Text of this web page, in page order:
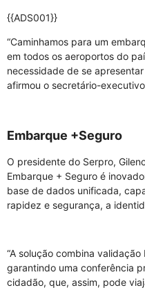
{{ADS001}}
“Caminhamos para um
em todos os aeroportos do
necessidade de se
afirmou o secretário-
Embarque +Seguro
O presidente do Serpro,
Embarque + Seguro é
base de dados unificada,
rapidez e segurança, a
“A solução combina
garantindo uma conferência
cidadão, que, assim, pode